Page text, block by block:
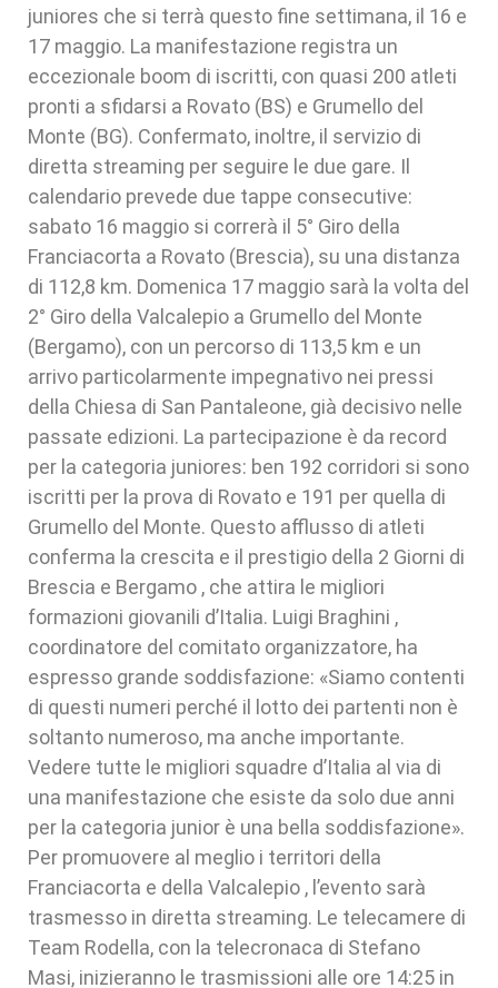
juniores che si terrà questo fine settimana, il 16 e
17 maggio. La manifestazione registra un
eccezionale boom di iscritti, con quasi 200 atleti
pronti a sfidarsi a Rovato (BS) e Grumello del
Monte (BG). Confermato, inoltre, il servizio di
diretta streaming per seguire le due gare. Il
calendario prevede due tappe consecutive:
sabato 16 maggio si correrà il 5° Giro della
Franciacorta a Rovato (Brescia), su una distanza
di 112,8 km. Domenica 17 maggio sarà la volta del
2° Giro della Valcalepio a Grumello del Monte
(Bergamo), con un percorso di 113,5 km e un
arrivo particolarmente impegnativo nei pressi
della Chiesa di San Pantaleone, già decisivo nelle
passate edizioni. La partecipazione è da record
per la categoria juniores: ben 192 corridori si sono
iscritti per la prova di Rovato e 191 per quella di
Grumello del Monte. Questo afflusso di atleti
conferma la crescita e il prestigio della 2 Giorni di
Brescia e Bergamo , che attira le migliori
formazioni giovanili d’Italia. Luigi Braghini ,
coordinatore del comitato organizzatore, ha
espresso grande soddisfazione: «Siamo contenti
di questi numeri perché il lotto dei partenti non è
soltanto numeroso, ma anche importante.
Vedere tutte le migliori squadre d’Italia al via di
una manifestazione che esiste da solo due anni
per la categoria junior è una bella soddisfazione».
Per promuovere al meglio i territori della
Franciacorta e della Valcalepio , l’evento sarà
trasmesso in diretta streaming. Le telecamere di
Team Rodella, con la telecronaca di Stefano
Masi, inizieranno le trasmissioni alle ore 14:25 in